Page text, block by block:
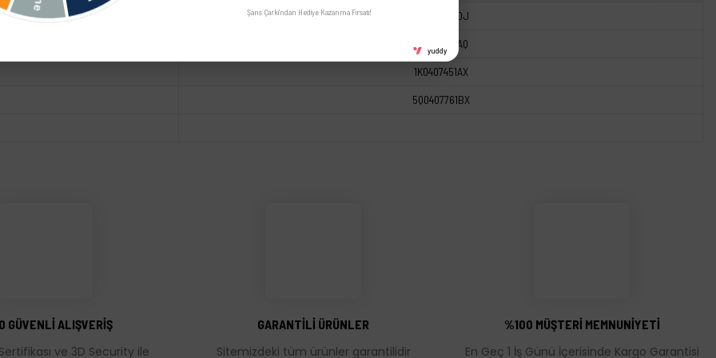
1K0407271DJ
1K0407271AQ
1K0407451AX
5Q0407761BX
GÜVENLİ ALIŞVERİŞ
ve 3D Security ile
GARANTİLİ ÜRÜNLER
Sitemizdeki tüm ürünler garantilidir
%100 MÜŞTERİ MEMNUNİYETİ
En Geç 1 İş Günü İçerisinde Kargo Garantisi
Şans Çarkı'ndan Hediye Kazanma Fırsatı!
yuddy